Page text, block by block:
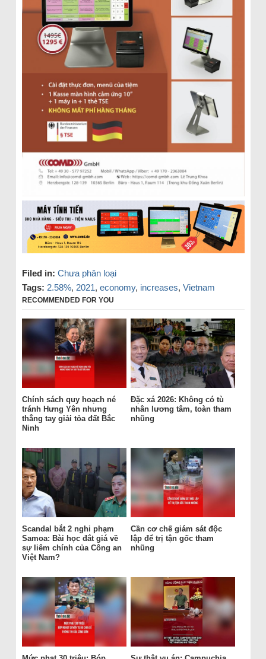
Filed in: Chưa phân loại
Tags: 2.58%, 2021, economy, increases, Vietnam
RECOMMENDED FOR YOU
Chính sách quy hoạch né
tránh Hưng Yên nhưng
thẳng tay giải tỏa đất Bắc
Ninh
Đặc xá 2026: Không có tù
nhân lương tâm, toàn tham
nhũng
Scandal bắt 2 nghi phạm
Samoa: Bài học đắt giá về
sự liêm chính của Công an
Việt Nam?
Cần cơ chế giám sát độc
lập để trị tận gốc tham
nhũng